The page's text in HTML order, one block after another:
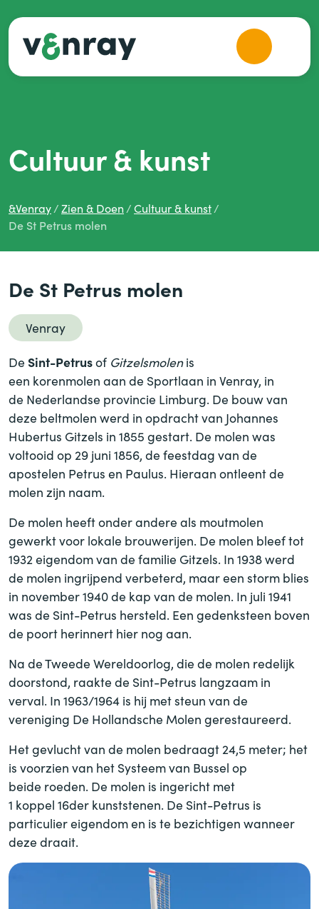
Cultuur& kunst
&Venray Zien & Doen Cultuur& kunst
De St Petrus molen
De St Petrus molen
Venray
De Sint-Petrusof Gitzelsmolenis
een korenmolen aan de Sportlaan in Venray, in
de Nederlandse provincie Limburg. De bouw van
deze beltmolen werd in opdracht van Johannes
Hubertus Gitzels in 1855 gestart. De molen was
voltooid op 29 juni 1856, de feestdag van de
apostelen Petrus en Paulus. Hieraan ontleent de
molen zijn naam.
De molen heeft onder andere als moutmolen
gewerkt voor lokale brouwerijen. De molen bleef tot
1932 eigendom van de familie Gitzels. In 1938 werd
de molen ingrijpend verbeterd, maar een storm blies
in november 1940 de kap van de molen. In juli 1941
was de Sint-Petrus hersteld. Een gedenksteen boven
de poort herinnert hier nog aan.
Na de Tweede Wereldoorlog, die de molen redelijk
doorstond, raakte de Sint-Petrus langzaam in
verval. In 1963/1964 is hij met steun van de
vereniging De Hollandsche Molen gerestaureerd.
Het gevlucht van de molen bedraagt 24,5 meter; het
is voorzien van het Systeem van Bussel op
beide roeden. De molen is ingericht met
1 koppel 16der kunststenen. De Sint-Petrus is
particulier eigendom en is te bezichtigen wanneer
deze draait.